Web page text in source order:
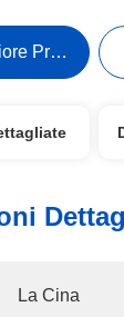
Prezzo
La Cina